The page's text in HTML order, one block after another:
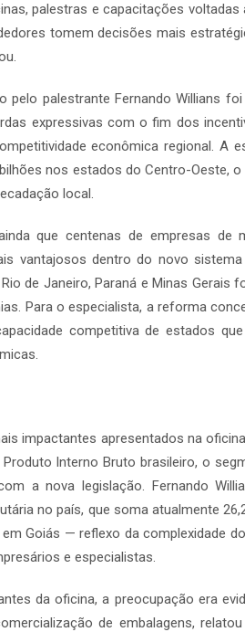
palestras e capacitações
tomem decisões mais
pelo palestrante Fernando Willians
expressivas com o fim dos
econômica regional. A
nos estados do Centro-Oeste,
local.
que centenas de empresas
vantajosos dentro do novo
Rio de Janeiro, Paraná e Minas
Para o especialista, a reforma
competitiva de estados
impactantes apresentados na
Interno Bruto brasileiro, o
a nova legislação. Fernando
no país, que soma atualmente
Goiás — reflexo da complexidade
e especialistas.
da oficina, a preocupação era
de embalagens,